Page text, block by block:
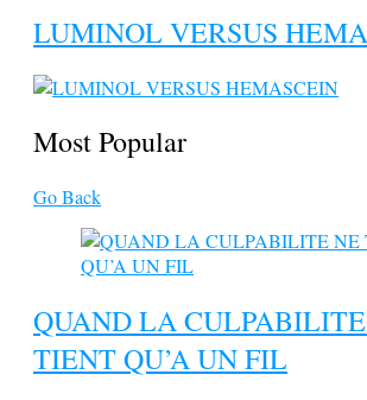
LUMINOL VERSUS
Most Popular
Go Back
QUAND LA
TIENT QU’A UN FIL